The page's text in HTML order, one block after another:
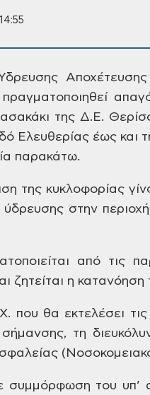
Αποχέτευσης
της Δ.Ε.
Ελευθερίαςέως και
παρακάτω.
της κυκλοφορίας
στην
από τις
ζητείται η κατανόηση
που θα εκτελέσει
τη
συμμόρφωση του υπ’